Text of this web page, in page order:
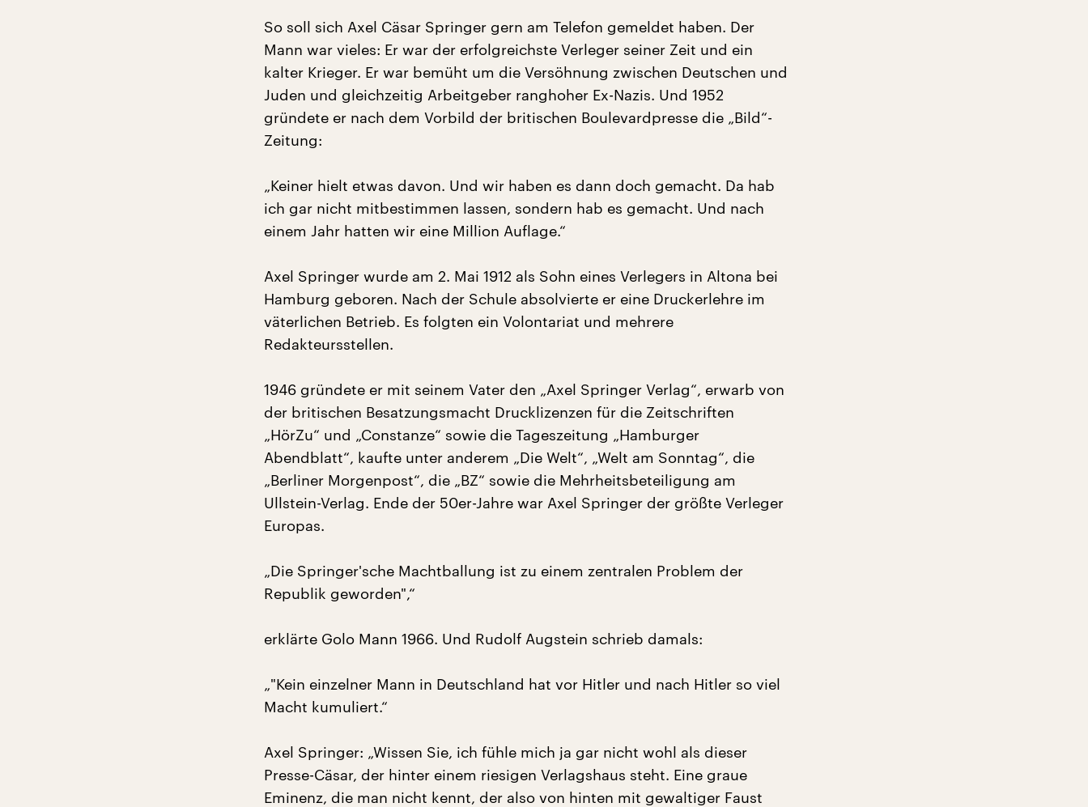
So soll sich Axel Cäsar Springer gern am Telefon gemeldet haben. Der
Mann war vieles: Er war der erfolgreichste Verleger seiner Zeit und ein
kalter Krieger. Er war bemüht um die Versöhnung zwischen Deutschen und
Juden und gleichzeitig Arbeitgeber ranghoher Ex-Nazis. Und 1952
gründete er nach dem Vorbild der britischen Boulevardpresse die „Bild“-
Zeitung:
„Keiner hielt etwas davon. Und wir haben es dann doch gemacht. Da hab
ich gar nicht mitbestimmen lassen, sondern hab es gemacht. Und nach
einem Jahr hatten wir eine Million Auflage.“
Axel Springer wurde am 2. Mai 1912 als Sohn eines Verlegers in Altona bei
Hamburg geboren. Nach der Schule absolvierte er eine Druckerlehre im
väterlichen Betrieb. Es folgten ein Volontariat und mehrere
Redakteursstellen.
1946 gründete er mit seinem Vater den „Axel Springer Verlag“, erwarb von
der britischen Besatzungsmacht Drucklizenzen für die Zeitschriften
„HörZu“ und „Constanze“ sowie die Tageszeitung „Hamburger
Abendblatt“, kaufte unter anderem „Die Welt“, „Welt am Sonntag“, die
„Berliner Morgenpost“, die „BZ“ sowie die Mehrheitsbeteiligung am
Ullstein-Verlag. Ende der 50er-Jahre war Axel Springer der größte Verleger
Europas.
„Die Springer'sche Machtballung ist zu einem zentralen Problem der
Republik geworden",“
erklärte Golo Mann 1966. Und Rudolf Augstein schrieb damals:
„"Kein einzelner Mann in Deutschland hat vor Hitler und nach Hitler so viel
Macht kumuliert.“
Axel Springer: „Wissen Sie, ich fühle mich ja gar nicht wohl als dieser
Presse-Cäsar, der hinter einem riesigen Verlagshaus steht. Eine graue
Eminenz, die man nicht kennt, der also von hinten mit gewaltiger Faust